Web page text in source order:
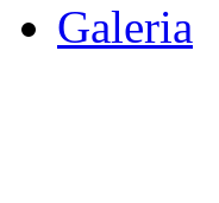
Galeria